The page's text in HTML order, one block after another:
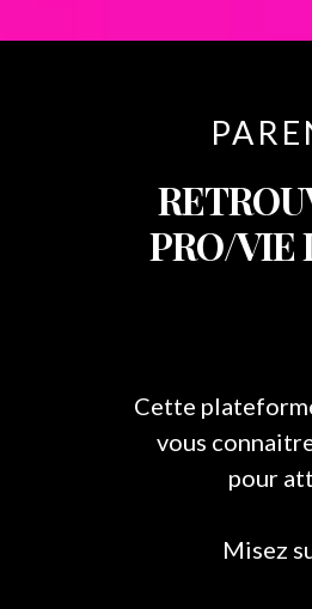
PRO/VIE
Cette
vous
pour
Misez